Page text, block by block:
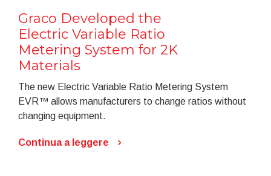
Graco Developed the
Electric Variable Ratio
Metering System for 2K
Materials
The new Electric Variable Ratio Metering System
EVR™ allows manufacturers to change ratios without
changing equipment.
Continua a leggere